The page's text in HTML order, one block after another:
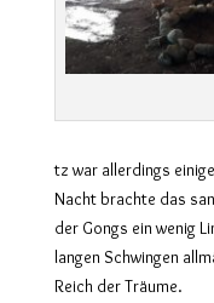
tz war allerdings
Nacht brachte das
der Gongs ein wenig
langen Schwingen
Reich der Träume.